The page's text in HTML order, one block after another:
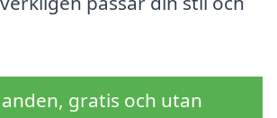
gratis och utan